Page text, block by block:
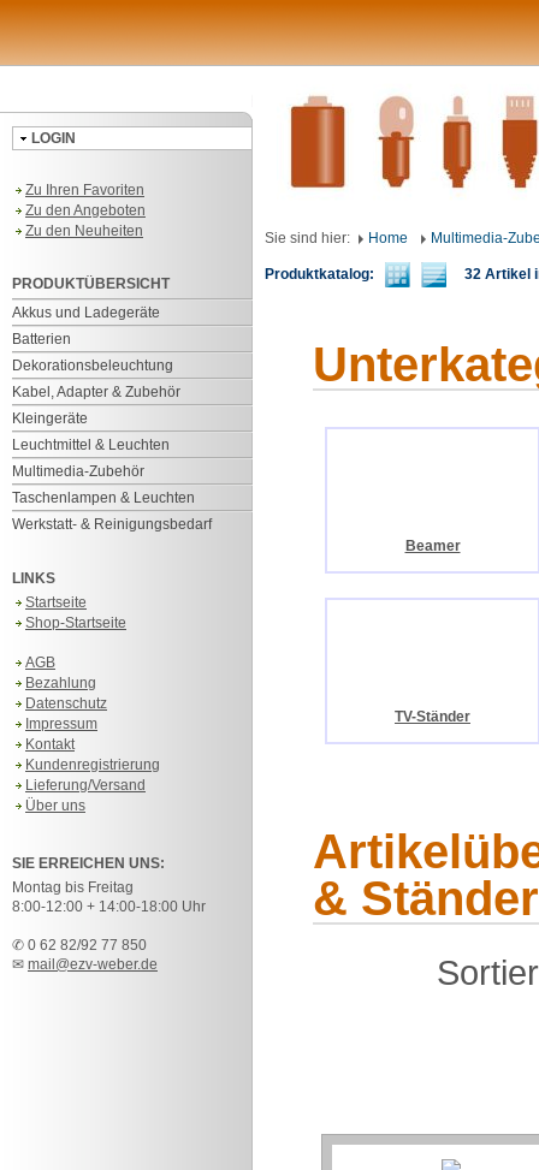
LOGIN
Zu Ihren Favoriten
Zu den Angeboten
Zu den Neuheiten
PRODUKTÜBERSICHT
Akkus und Ladegeräte
Batterien
Dekorationsbeleuchtung
Kabel, Adapter & Zubehör
Kleingeräte
Leuchtmittel & Leuchten
Multimedia-Zubehör
Taschenlampen & Leuchten
Werkstatt- & Reinigungsbedarf
LINKS
Startseite
Shop-Startseite
AGB
Bezahlung
Datenschutz
Impressum
Kontakt
Kundenregistrierung
Lieferung/Versand
Über uns
SIE ERREICHEN UNS:
Montag bis Freitag
8:00-12:00 + 14:00-18:00 Uhr
✆ 0 62 82/92 77 850
✉ mail@ezv-weber.de
Sie sind hier: Home Multimedia-
Produktkatalog: 32 Artikel
Beamer
TV-Ständer
& Ständer